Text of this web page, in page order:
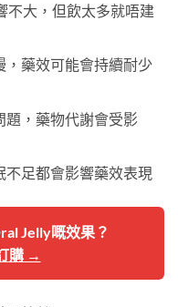
不大，但飲太多就唔建
藥效可能會持續耐少
題，藥物代謝會受影
足都會影響藥效表現
Jelly嘅效果？
購 →